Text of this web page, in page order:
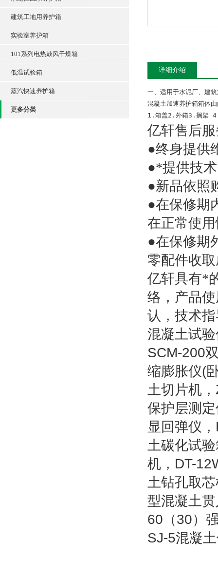
建筑工地用养护箱
实验室养护箱
101系列电热鼓风干燥箱
低温试验箱
蒸汽快速养护箱
更多分类
详细介绍
一、适用于水泥厂、建
混凝土加速养护箱箱体
1.箱盖2.外箱3.搁架 4.
亿轩售后
●终身提供
●*提供技
●新品依照
●在保修期
在正常使
●在保修期
零配件收
亿轩具有*
络，产品
认，技术
混凝土试
SCM-200
缩膨胀仪(
土切片机
保护层测
显回弹仪
土碳化试
机，DT-
土钻孔取
型混凝土
60（30）
SJ-5混凝